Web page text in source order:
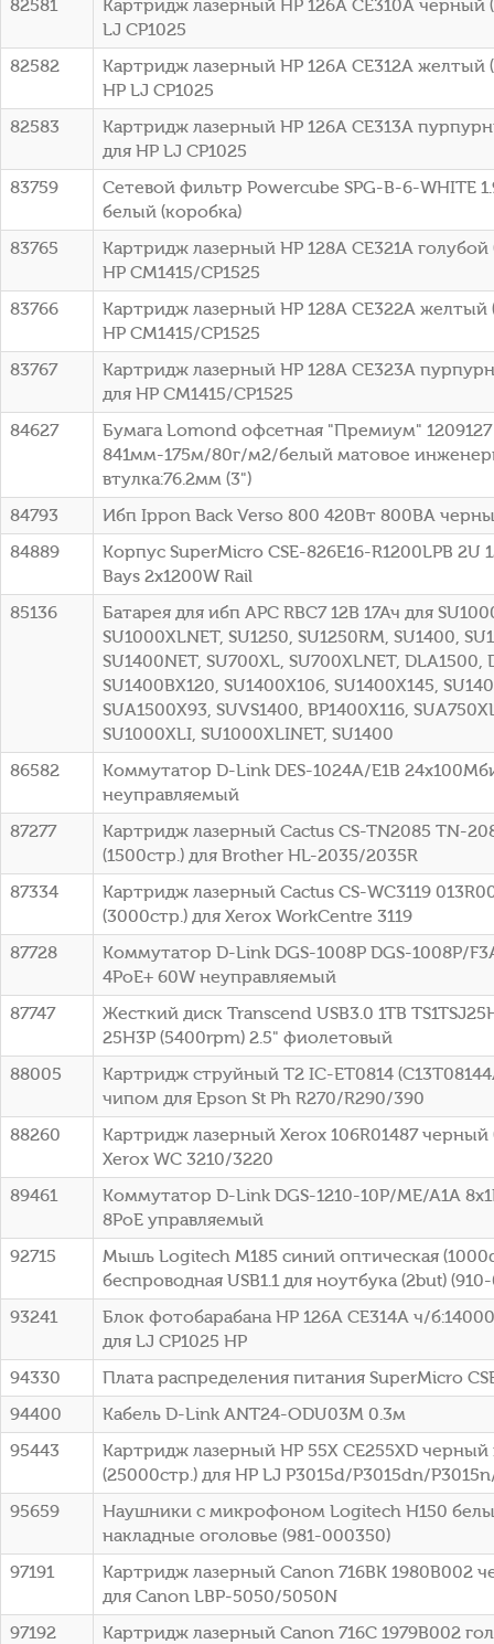
82581
Картридж лазерный HP 126A CE310A черный
LJ CP1025
82582
Картридж лазерный HP 126A CE312A желтый
HP LJ CP1025
82583
Картридж лазерный HP 126A CE313A
для HP LJ CP1025
83759
Сетевой фильтр Powercube SPG-B-6-WHITE
белый (коробка)
83765
Картридж лазерный HP 128A CE321A голубой
HP CM1415/CP1525
83766
Картридж лазерный HP 128A CE322A желтый
HP CM1415/CP1525
83767
Картридж лазерный HP 128A CE323A
для HP CM1415/CP1525
84627
Бумага Lomond офсетная "Премиум" 1209127
841мм-175м/80г/м2/белый матовое
втулка:76.2мм (3")
84793
Ибп Ippon Back Verso 800 420Вт 800ВА
84889
Корпус SuperMicro CSE-826E16-R1200LPB 2U
Bays 2x1200W Rail
85136
Батарея для ибп APC RBC7 12В 17Ач для
SU1000XLNET, SU1250, SU1250RM, SU1400,
SU1400NET, SU700XL, SU700XLNET, DLA1500,
SU1400BX120, SU1400X106, SU1400X145,
SUA1500X93, SUVS1400, BP1400X116,
SU1000XLI, SU1000XLINET, SU1400
86582
Коммутатор D-Link DES-1024A/E1B
неуправляемый
87277
Картридж лазерный Cactus CS-TN2085 TN-
(1500стр.) для Brother HL-2035/2035R
87334
Картридж лазерный Cactus CS-WC3119
(3000стр.) для Xerox WorkCentre 3119
87728
Коммутатор D-Link DGS-1008P DGS-1008P/
4PoE+ 60W неуправляемый
87747
Жесткий диск Transcend USB3.0 1TB
25H3P (5400rpm) 2.5" фиолетовый
88005
Картридж струйный T2 IC-ET0814
чипом для Epson St Ph R270/R290/390
88260
Картридж лазерный Xerox 106R01487 черный
Xerox WC 3210/3220
89461
Коммутатор D-Link DGS-1210-10P/ME/A1A
8PoE управляемый
92715
Мышь Logitech M185 синий оптическая
беспроводная USB1.1 для ноутбука (2but)
93241
Блок фотобарабана HP 126A CE314A ч/
для LJ CP1025 HP
94330
Плата распределения питания SuperMicro
94400
Кабель D-Link ANT24-ODU03M 0.3м
95443
Картридж лазерный HP 55X CE255XD черный
(25000стр.) для HP LJ P3015d/P3015dn/
95659
Наушники с микрофоном Logitech H150
накладные оголовье (981-000350)
97191
Картридж лазерный Canon 716BK 1980B002
для Canon LBP-5050/5050N
97192
Картридж лазерный Canon 716C 1979B002